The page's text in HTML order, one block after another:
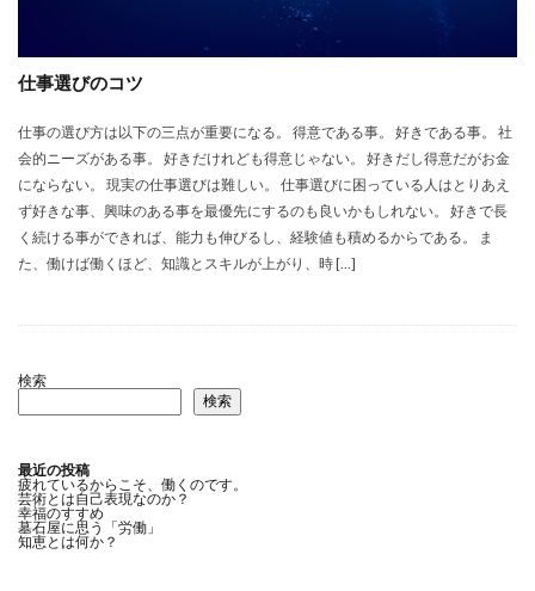
仕事選びのコツ
仕事の選び方は以下の三点が重要になる。 得意である事。 好きである事。 社
会的ニーズがある事。 好きだけれども得意じゃない。 好きだし得意だがお金
にならない。 現実の仕事選びは難しい。 仕事選びに困っている人はとりあえ
ず好きな事、興味のある事を最優先にするのも良いかもしれない。 好きで長
く続ける事ができれば、能力も伸びるし、経験値も積めるからである。 ま
た、働けば働くほど、知識とスキルが上がり、時 […]
検索
検索
最近の投稿
疲れているからこそ、働くのです。
芸術とは自己表現なのか？
幸福のすすめ
墓石屋に思う「労働」
知恵とは何か？